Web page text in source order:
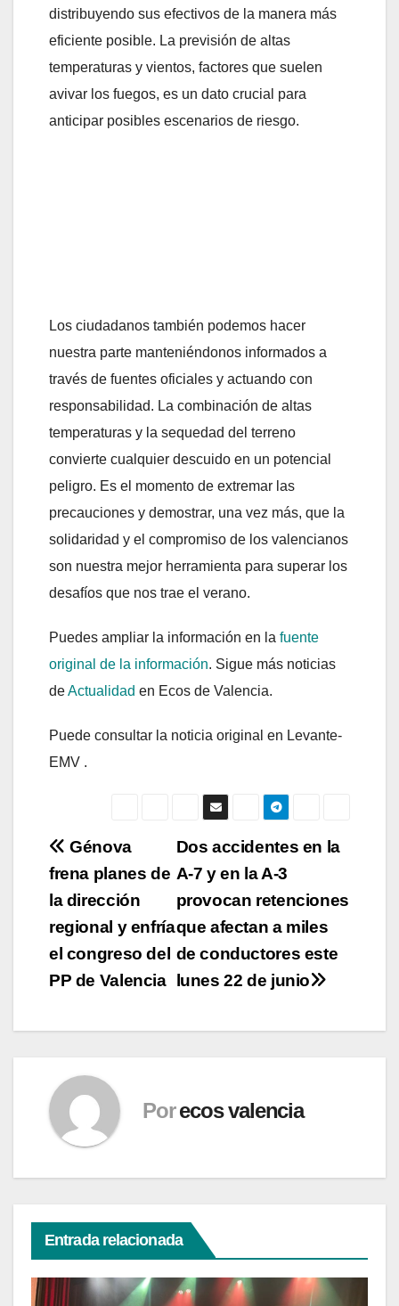
distribuyendo sus efectivos de la manera más
eficiente posible. La previsión de altas
temperaturas y vientos, factores que suelen
avivar los fuegos, es un dato crucial para
anticipar posibles escenarios de riesgo.
Los ciudadanos también podemos hacer
nuestra parte manteniéndonos informados a
través de fuentes oficiales y actuando con
responsabilidad. La combinación de altas
temperaturas y la sequedad del terreno
convierte cualquier descuido en un potencial
peligro. Es el momento de extremar las
precauciones y demostrar, una vez más, que la
solidaridad y el compromiso de los valencianos
son nuestra mejor herramienta para superar los
desafíos que nos trae el verano.
Puedes ampliar la información en la fuente
original de la información. Sigue más noticias
deActualidad en Ecos de Valencia.
Puede consultar la noticia original en Levante-
EMV .
Navegación
de
entradas
Dos accidentes en la
A-7 y en la A-3
provocan retenciones
que afectan a miles
de conductores este
lunes 22 de junio
Génova
frena planes de
la dirección
regional y enfría
el congreso del
PP de Valencia
Por ecos valencia
Entrada relacionada